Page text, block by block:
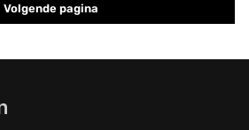
Volgende pagina